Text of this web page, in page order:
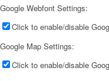
Google Webfont Settings:
Click to enable/disable
Google Map Settings:
Click to enable/disable